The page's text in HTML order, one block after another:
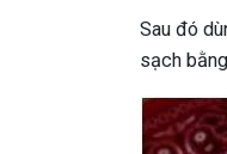
Sau đó
sạch